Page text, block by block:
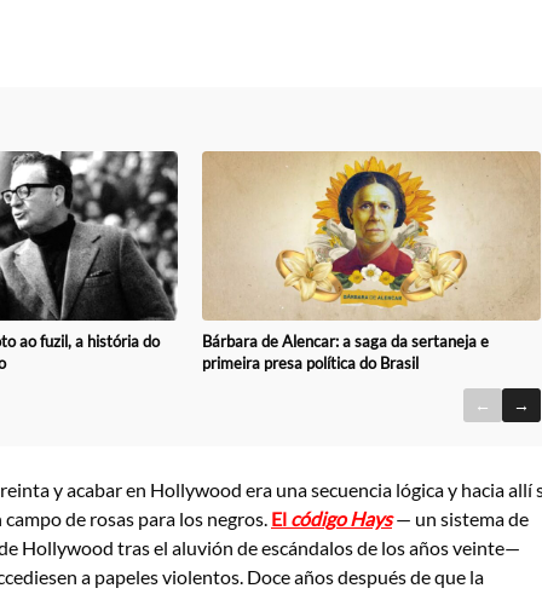
ao fuzil, a história do
Bárbara de Alencar: a saga da sertaneja e
primeira presa política do Brasil
← →
y acabar en Hollywood era una secuencia lógica y hacia allí
de rosas para los negros. El código Hays — un sistema de
Hollywood tras el aluvión de escándalos de los años veinte—
a papeles violentos. Doce años después de que la